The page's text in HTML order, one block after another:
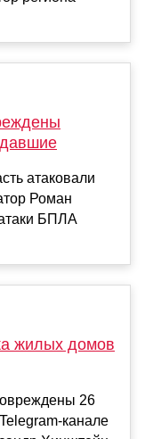
атаковали
Роман
БПЛА
жилых домов
26
канале